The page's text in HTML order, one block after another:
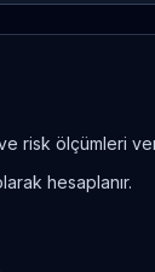
risk ölçümleri
hesaplanır.